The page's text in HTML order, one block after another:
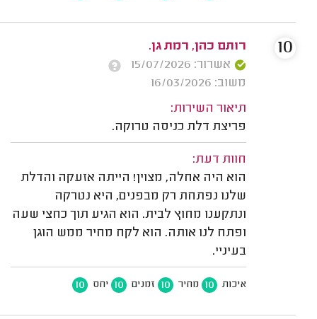
רותם כהן, רמת גן.
אשרור: 15/07/2026
משוב: 16/03/2026
תיאור השירות:
פריצת דלת כניסה טרוקה.
חוות דעת:
הוא היה אחלה, מצוין! הייתה אזעקה והדלת
שלנו נפתחת רק מבפנים, היא נטרקה
ונתקענו מחוץ לבית. הוא הגיע תוך כחצי שעה
ופתח לנו אותה. הוא לקח מחיר ממש הוגן
בעיניי.
איכות 10 מחיר 10 זמנים 10 יחס 10
10